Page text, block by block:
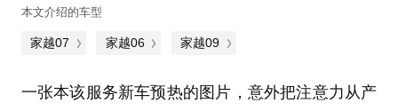
本文介绍的车型
家越07 家越06 家越09
一张本该服务新车预热的图片，意外把注意力从产